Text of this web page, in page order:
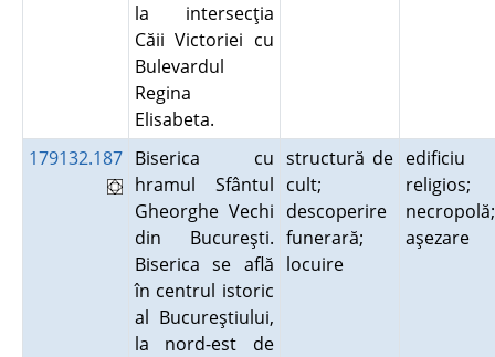
la intersecţia
Căii Victoriei cu
Bulevardul
Regina
Elisabeta.
179132.187 Biserica cu
hramul Sfântul
Gheorghe Vechi
din Bucureşti.
Biserica se află
în centrul istoric
al Bucureştiului,
la nord-est de
structură de
cult;
descoperire
funerară;
locuire
edificiu
religios;
necropolă;
aşezare